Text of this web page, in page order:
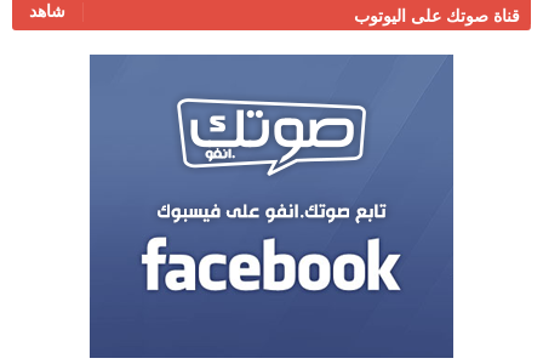
قناة صوتك على اليوتوب شاهد